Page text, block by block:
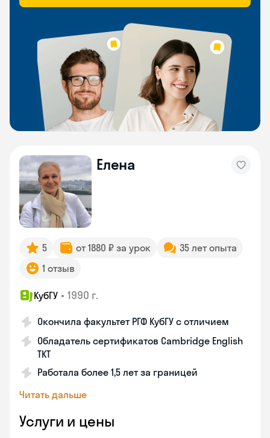
Елена
5 от 1880 ₽ за урок
35 лет опыта
1 отзыв
КубГУ • 1990 г.
Окончила факультет РГФ КубГУ с отличием
Обладатель сертификатов Cambridge English
TKT
Работала более 1,5 лет за границей
Читать дальше
Услуги и цены